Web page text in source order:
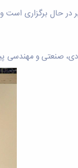
حال برگزاری است
صنعتی و